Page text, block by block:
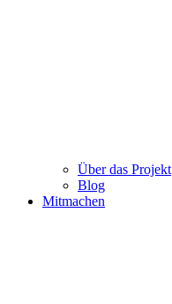
Über das Projekt
Blog
Mitmachen